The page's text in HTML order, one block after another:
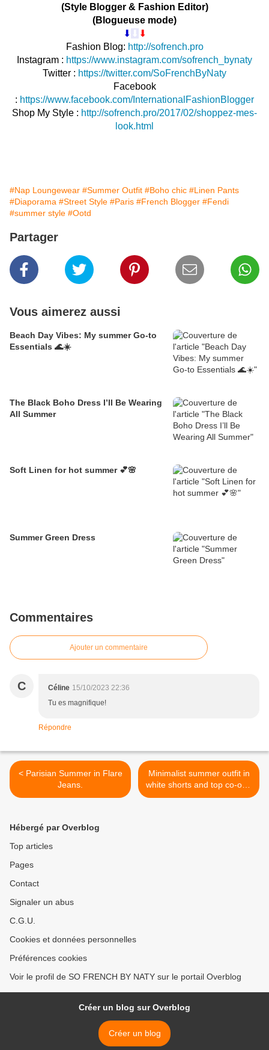
(Style Blogger & Fashion Editor)
(Blogueuse mode)
⬇︎
⬇︎
Fashion Blog: http://sofrench.pro
Instagram : https://www.instagram.com/sofrench_bynaty
Twitter : https://twitter.com/SoFrenchByNaty
Facebook
: https://www.facebook.com/InternationalFashionBlogger
Shop My Style : http://sofrench.pro/2017/02/shoppez-mes-
look.html
#Nap Loungewear #Summer Outfit #Boho chic #Linen Pants
#Diaporama #Street Style #Paris #French Blogger #Fendi
#summer style #Ootd
Partager
Vous aimerez aussi
Beach Day Vibes: My summer Go-to
Essentials 🌊☀️
The Black Boho Dress I’ll Be Wearing
All Summer
Soft Linen for hot summer 💕🌸
Summer Green Dress
Commentaires
Ajouter un commentaire
C Céline 15/10/2023 22:36
Tu es magnifique!
Répondre
< Parisian Summer in Flare
Jeans.
Minimalist summer outfit in
white shorts and top co-ord.
>
Hébergé par Overblog
Top articles
Pages
Contact
Signaler un abus
C.G.U.
Cookies et données personnelles
Préférences cookies
Voir le profil de SO FRENCH BY NATY sur le portail Overblog
Créer un blog sur Overblog
Créer un blog